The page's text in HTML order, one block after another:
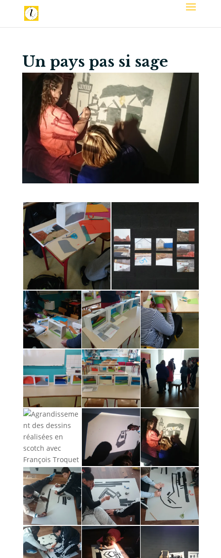
Un pays pas si sage